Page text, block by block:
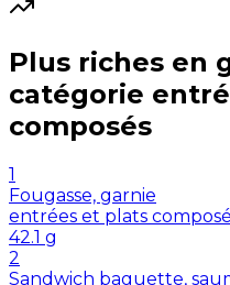
Plus riches en
catégorie
composés
1
Fougasse, garnie
entrées et plats
42.1 g
2
Sandwich baguette,